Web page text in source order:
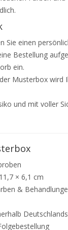
Sie einen
Bestellung
ein.
Musterbox wird
und mit voller
× 6,1 cm
&
Deutschlands